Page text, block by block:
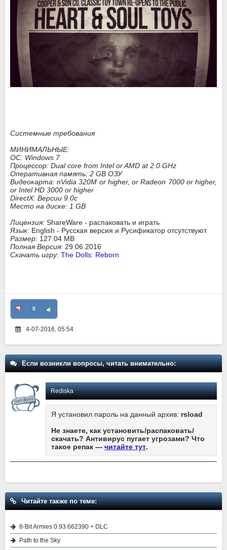
Системные требования
МИНИМАЛЬНЫЕ:
ОС: Windows 7
Процессор: Dual core from Intel or AMD at 2.0 GHz
Оперативная память: 2 GB ОЗУ
Видеокарта: nVidia 320M or higher, or Radeon 7000 or higher,
or Intel HD 3000 or higher
DirectX: Версии 9.0c
Место на диске: 1 GB
Лицензия: ShareWare - распаковать и играть
Язык: English - Русская версия и Русификатор отсутствуют
Размер: 127.04 MB
Полная Версия: 29.06.2016
Скачать игру: The Dolls: Reborn
0
4-07-2016, 05:54
Если возникли вопросы, читать внимательно:
Rediska
Я установил пароль на данный архив: rsload
Не знаете, как установить/распаковать/
скачать? Антивирус пугает угрозами? Что
такое репак — читайте тут.
Читайте также по теме:
8-Bit Armies 0.93.662390 + DLC
Path to the Sky